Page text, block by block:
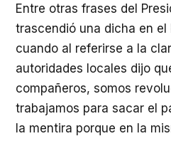
Entre otras frases del
trascendió una dicha en
cuando al referirse a la
autoridades locales dijo
compañeros, somos
trabajamos para sacar el
la mentira porque en la